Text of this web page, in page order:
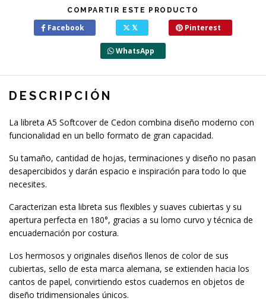
COMPARTIR ESTE PRODUCTO
Facebook 𝕏 Pinterest
WhatsApp
DESCRIPCIÓN
La libreta A5 Softcover de Cedon combina diseño moderno con
funcionalidad en un bello formato de gran capacidad.
Su tamaño, cantidad de hojas, terminaciones y diseño no pasan
desapercibidos y darán espacio e inspiración para todo lo que
necesites.
Caracterizan esta libreta sus flexibles y suaves cubiertas y su
apertura perfecta en 180°, gracias a su lomo curvo y técnica de
encuadernación por costura.
Los hermosos y originales diseños llenos de color de sus
cubiertas, sello de esta marca alemana, se extienden hacia los
cantos de papel, convirtiendo estos cuadernos en objetos de
diseño tridimensionales únicos.